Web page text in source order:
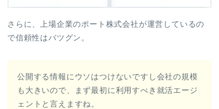
さらに、上場企業のポート株式会社が運営しているの
で信頼性はバツグン。
公開する情報にウソはつけないですし会社の規模
も大きいので、まず最初に利用すべき就活エージ
ェントと言えますね。